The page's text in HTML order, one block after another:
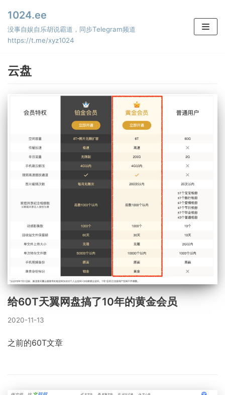
Skip
to
content
1024.ee
没事自娱自乐胡说霸道，同步Telegram频道
https://t.me/xyz1024
云盘
给60T天翼网盘搞了10年的黄金会员
2020-11-13
之前的60T文章